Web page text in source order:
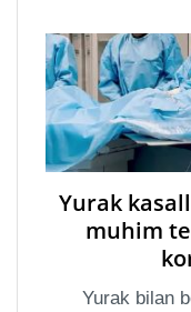
Yurak
muhim
Yurak bilan